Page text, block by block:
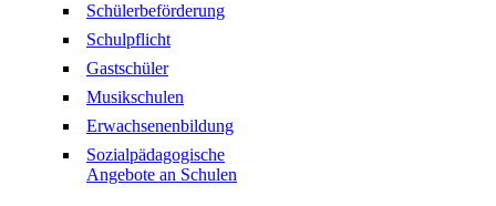
Schülerbeförderung
Schulpflicht
Gastschüler
Musikschulen
Erwachsenenbildung
Sozialpädagogische
Angebote an Schulen